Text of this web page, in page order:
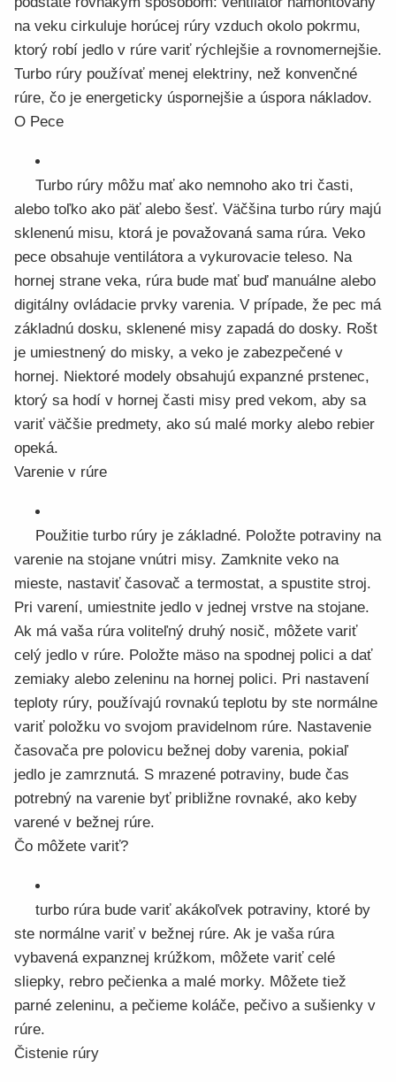
na veku cirkuluje horúcej rúry vzduch okolo pokrmu,
ktorý robí jedlo v rúre variť rýchlejšie a rovnomernejšie.
Turbo rúry používať menej elektriny, než konvenčné
rúre, čo je energeticky úspornejšie a úspora nákladov.
O Pece
Turbo rúry môžu mať ako nemnoho ako tri časti,
alebo toľko ako päť alebo šesť. Väčšina turbo rúry majú
sklenenú misu, ktorá je považovaná sama rúra. Veko
pece obsahuje ventilátora a vykurovacie teleso. Na
hornej strane veka, rúra bude mať buď manuálne alebo
digitálny ovládacie prvky varenia. V prípade, že pec má
základnú dosku, sklenené misy zapadá do dosky. Rošt
je umiestnený do misky, a veko je zabezpečené v
hornej. Niektoré modely obsahujú expanzné prstenec,
ktorý sa hodí v hornej časti misy pred vekom, aby sa
variť väčšie predmety, ako sú malé morky alebo rebier
opeká.
Varenie v rúre
Použitie turbo rúry je základné. Položte potraviny na
varenie na stojane vnútri misy. Zamknite veko na
mieste, nastaviť časovač a termostat, a spustite stroj.
Pri varení, umiestnite jedlo v jednej vrstve na stojane.
Ak má vaša rúra voliteľný druhý nosič, môžete variť
celý jedlo v rúre. Položte mäso na spodnej polici a dať
zemiaky alebo zeleninu na hornej polici. Pri nastavení
teploty rúry, používajú rovnakú teplotu by ste normálne
variť položku vo svojom pravidelnom rúre. Nastavenie
časovača pre polovicu bežnej doby varenia, pokiaľ
jedlo je zamrznutá. S mrazené potraviny, bude čas
potrebný na varenie byť približne rovnaké, ako keby
varené v bežnej rúre.
Čo môžete variť?
turbo rúra bude variť akákoľvek potraviny, ktoré by
ste normálne variť v bežnej rúre. Ak je vaša rúra
vybavená expanznej krúžkom, môžete variť celé
sliepky, rebro pečienka a malé morky. Môžete tiež
parné zeleninu, a pečieme koláče, pečivo a sušienky v
rúre.
Čistenie rúry